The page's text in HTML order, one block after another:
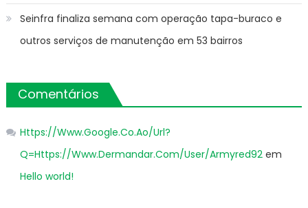
Seinfra finaliza semana com operação tapa-buraco e
outros serviços de manutenção em 53 bairros
Comentários
Https://Www.Google.Co.Ao/Url?
Q=Https://Www.Dermandar.Com/User/Armyred92em
Hello world!